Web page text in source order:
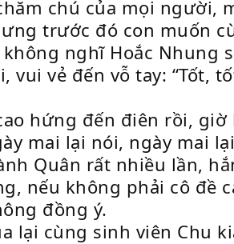
chú của mọi người,
trước đó con muốn
nghĩ Hoắc Nhung
vẻ đến vỗ tay: “Tốt,
hứng đến điên rồi, giờ
mai lại nói, ngày mai
Quân rất nhiều lần,
nếu không phải cô đề
đồng ý.
lại cùng sinh viên Chu